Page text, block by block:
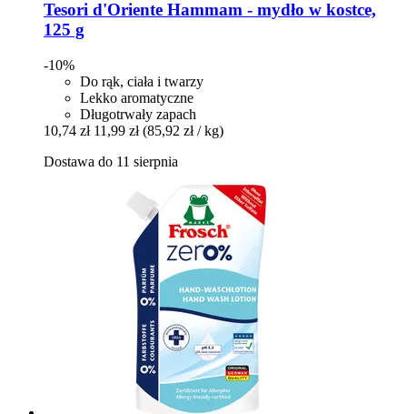
Tesori d'Oriente Hammam -​ mydło w kostce,
125 g
-10%
Do rąk, ciała i twarzy
Lekko aromatyczne
Długotrwały zapach
10,74 zł 11,99 zł (85,92 zł / kg)
Dostawa do 11 sierpnia